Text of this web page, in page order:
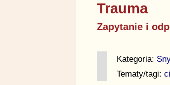
Trauma
Zapytanie i
Kategoria:
Tematy/tagi: